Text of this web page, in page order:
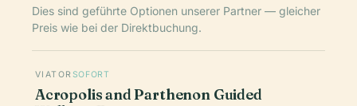
Dies sind geführte Optionen unserer Partner — gleicher
Preis wie bei der Direktbuchung.
VIATOR SOFORT
Acropolis and Parthenon Guided